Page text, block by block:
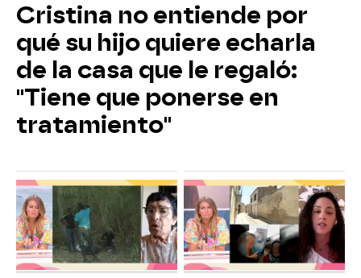
Cristina no entiende por
qué su hijo quiere echarla
de la casa que le regaló:
"Tiene que ponerse en
tratamiento"